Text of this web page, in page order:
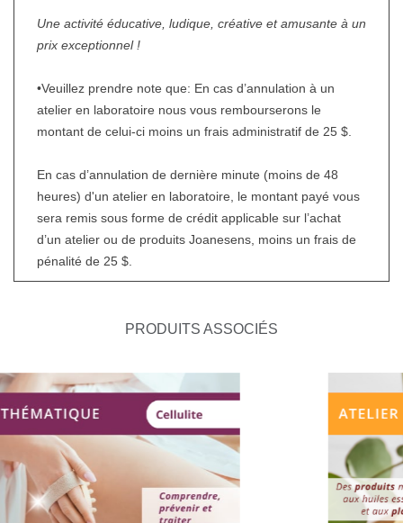
Une activité éducative, ludique, créative et amusante à un
prix exceptionnel !
•Veuillez prendre note que: En cas d’annulation à un
atelier en laboratoire nous vous rembourserons le
montant de celui-ci moins un frais administratif de 25 $.
En cas d’annulation de dernière minute (moins de 48
heures) d'un atelier en laboratoire, le montant payé vous
sera remis sous forme de crédit applicable sur l’achat
d’un atelier ou de produits Joanesens, moins un frais de
pénalité de 25 $.
PRODUITS ASSOCIÉS